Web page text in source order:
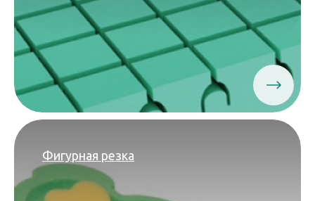
Фигурная резка